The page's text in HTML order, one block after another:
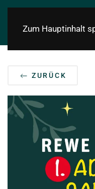
Zum Hauptinhalt
ZURÜCK